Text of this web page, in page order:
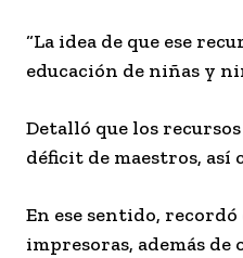
“La idea de que ese
educación de niñas y
Detalló que los
déficit de maestros, así
En ese sentido,
impresoras, además de